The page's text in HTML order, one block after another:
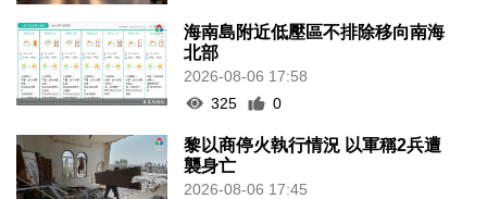
海南島附近低壓區不排除移向南海
北部
2026-08-06 17:58
325
0
黎以商停火執行情況 以軍稱2兵遭
襲身亡
2026-08-06 17:45